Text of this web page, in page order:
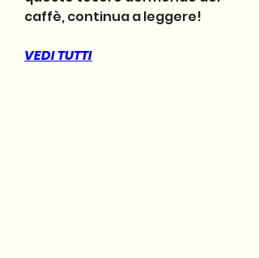
caffè, continua a leggere!
VEDI TUTTI